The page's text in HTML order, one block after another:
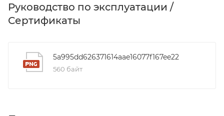
Руководство по эксплуатации /
Сертификаты
5a995dd626371614aae16077f167ee22
560 байт